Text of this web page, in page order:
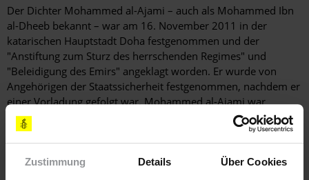
Zustimmung Details Über Cookies
Der Dichter Mohammed al-Ajami – auch als Mohammed Ibn
al-Dheeb bekannt – war am 16. November 2011 in der
katarischen Hauptstadt Doha festgenommen und der
"Anstiftung zum Sturz des herrschenden Regimes" und
"Beleidigung des Emirs" angeklagt worden. Er wurde von
Angehörigen der Staatssicherheit festgenommen, nachdem er
einer Vorladung gefolgt war. Mohammed al-Ajami war
monatelang ohne Kontakt zur Außenwelt in Haft gehalten
worden, bevor er Besuch von seiner Familie erhalten durfte.
Derzeit ist er im Zentralgefängnis von Doha inhaftiert.